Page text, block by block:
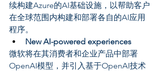
续构建Azure的AI基础设施，以帮助客户
在全球范围内构建和部署各自的AI应用
程序。
New AI-powered experiences
微软将在其消费者和企业产品中部署
OpenAI模型，并引入基于OpenAI技术